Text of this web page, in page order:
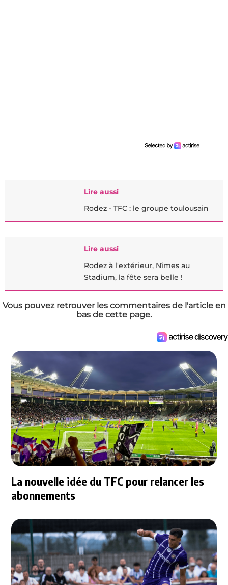
Lire aussi
Rodez - TFC : le groupe toulousain
Lire aussi
Rodez à l'extérieur, Nîmes au
Stadium, la fête sera belle !
Vous pouvez retrouver les commentaires de l'article en
bas de cette page.
La nouvelle idée du TFC pour relancer les
abonnements